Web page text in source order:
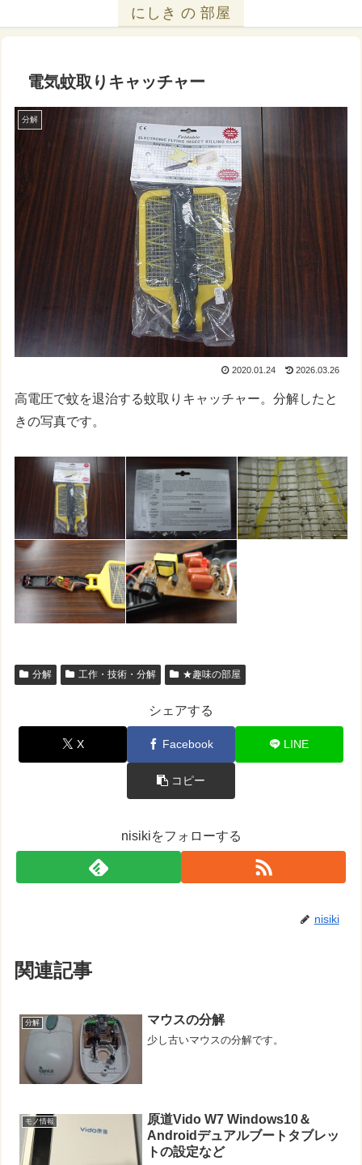
にしき の 部屋
電気蚊取りキャッチャー
分解
2020.01.24 2026.03.26
高電圧で蚊を退治する蚊取りキャッチャー。分解したと
きの写真です。
分解 工作・技術・分解 ★趣味の部屋
シェアする
X Facebook LINE
コピー
nisikiをフォローする
nisiki
関連記事
分解 マウスの分解
少し古いマウスの分解です。
モノ情報
原道Vido W7 Windows10＆
Androidデュアルブートタブレッ
トの設定など